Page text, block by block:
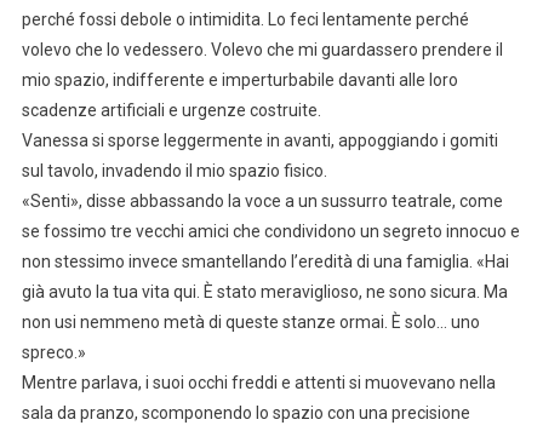
perché fossi debole o intimidita. Lo feci lentamente perché
volevo che lo vedessero. Volevo che mi guardassero prendere il
mio spazio, indifferente e imperturbabile davanti alle loro
scadenze artificiali e urgenze costruite.
Vanessa si sporse leggermente in avanti, appoggiando i gomiti
sul tavolo, invadendo il mio spazio fisico.
«Senti», disse abbassando la voce a un sussurro teatrale, come
se fossimo tre vecchi amici che condividono un segreto innocuo e
non stessimo invece smantellando l’eredità di una famiglia. «Hai
già avuto la tua vita qui. È stato meraviglioso, ne sono sicura. Ma
non usi nemmeno metà di queste stanze ormai. È solo… uno
spreco.»
Mentre parlava, i suoi occhi freddi e attenti si muovevano nella
sala da pranzo, scomponendo lo spazio con una precisione